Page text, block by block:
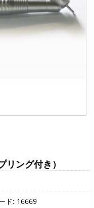
ング付き）
ド: 16669